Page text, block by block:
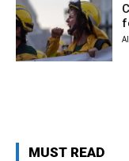
MUST READ